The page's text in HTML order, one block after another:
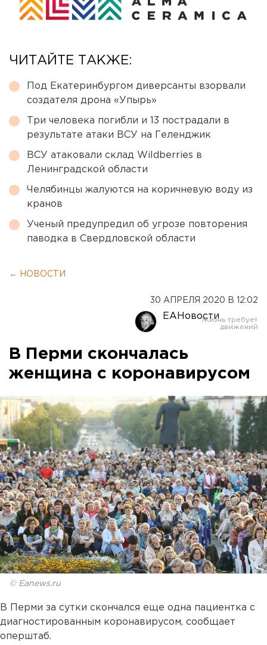
ЧИТАЙТЕ ТАКЖЕ:
Под Екатеринбургом диверсанты взорвали
создателя дрона «Упырь»
Три человека погибли и 13 пострадали в
результате атаки ВСУ на Геленджик
ВСУ атаковали склад Wildberries в
Ленинградской области
Челябинцы жалуются на коричневую воду из
кранов
Ученый предупредил об угрозе повторения
паводка в Свердловской области
← НОВОСТИ
30 АПРЕЛЯ 2020 В 12:02
ЕАНовости
В Перми скончалась
женщина с коронавирусом
© Eanews.ru
В Перми за сутки скончался еще одна пациентка с
диагностированным коронавирусом, сообщает
оперштаб.